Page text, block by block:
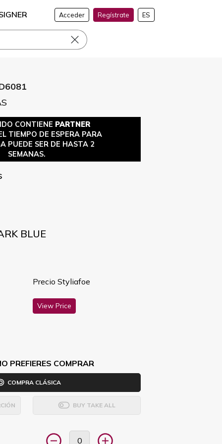
Acceder Regístrate ES
CONTIENE PARTNER
TIEMPO DE ESPERA PARA
PUEDE SER DE HASTA 2
SEMANAS.
BLUE
Precio Styliafoe
View Price
PREFIERES COMPRAR
COMPRA CLÁSICA
BUY TAKE ALL